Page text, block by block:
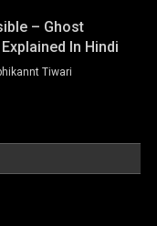
– Ghost
In Hindi
Tiwari